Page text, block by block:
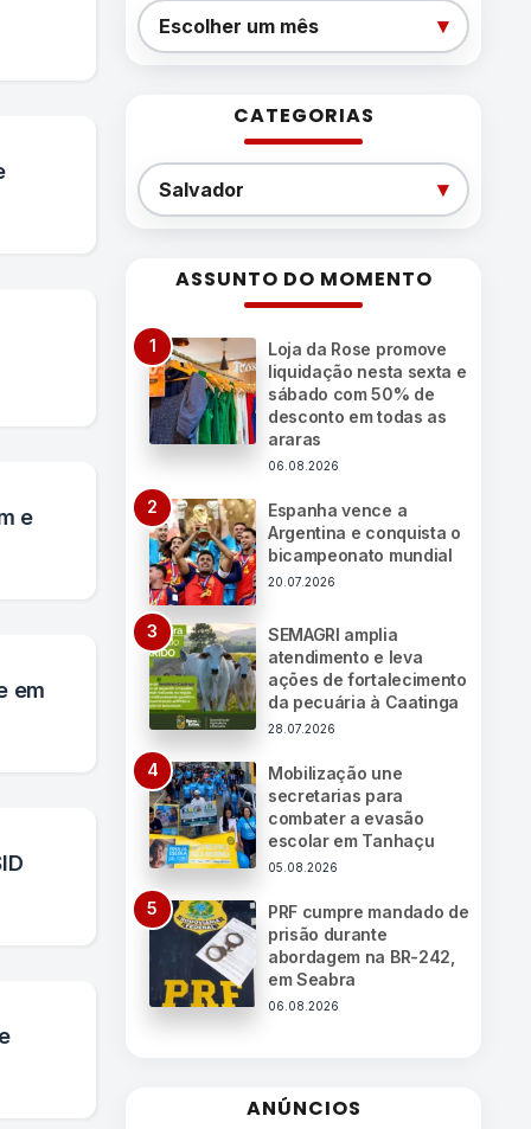
e
em
Arquivos
Escolher um mês ▾
CATEGORIAS
Categorias
Salvador ▾
ASSUNTO DO MOMENTO
Loja da Rose promove
liquidação nesta sexta e
sábado com 50% de
desconto em todas as
araras
06.08.2026
Espanha vence a
Argentina e conquista o
bicampeonato mundial
20.07.2026
SEMAGRI amplia
atendimento e leva
ações de fortalecimento
da pecuária à Caatinga
28.07.2026
Mobilização une
secretarias para
combater a evasão
escolar em Tanhaçu
05.08.2026
PRF cumpre mandado de
prisão durante
abordagem na BR-242,
em Seabra
06.08.2026
ANÚNCIOS